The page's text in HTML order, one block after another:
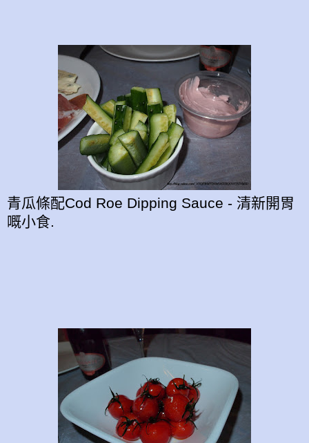
青瓜條配Cod Roe Dipping Sauce - 清新開胃
嘅小食.